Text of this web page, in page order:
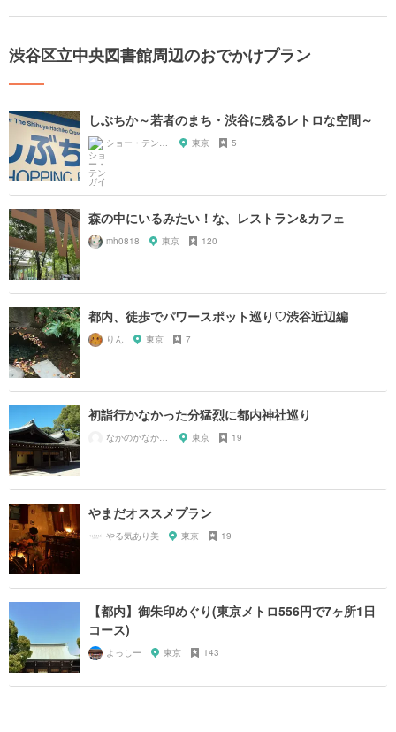
渋谷区立中央図書館周辺のおでかけプラン
しぶちか～若者のまち・渋谷に残るレトロな空間～
ショー・テンガイ 東京 5
森の中にいるみたい！な、レストラン&カフェ
mh0818 東京 120
都内、徒歩でパワースポット巡り♡渋谷近辺編
りん 東京 7
初詣行かなかった分猛烈に都内神社巡り
なかのかなかかかかなか？ 東京 19
やまだオススメプラン
やる気あり美 東京 19
【都内】御朱印めぐり(東京メトロ556円で7ヶ所1日
コース)
よっしー 東京 143